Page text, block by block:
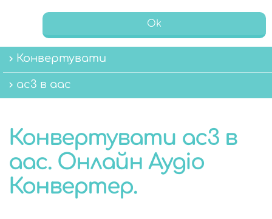
АУДІО
КОНВЕРТЕР
Ok
Конвертувати
ac3 в aac
Конвертувати ac3 в
aac. Онлайн Аудіо
Конвертер.